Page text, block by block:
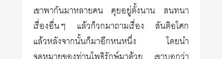
เขาพากันมาหลายคน คุยอยู่ตั้งนาน สนทนา
เรื่องอื่นๆ แล้วก็วกมาถามเรื่อง สันติอโศก
แล้วหลังจากนั้นก็มาอีกหนหนึ่ง โดยนำ